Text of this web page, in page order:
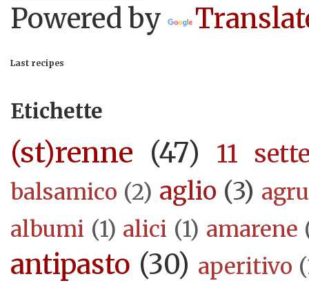
Powered by
Last recipes
Etichette
(st)renne (47) 11
balsamico (2) aglio (3)
albumi (1) alici (1) amarene
antipasto (30) aperitivo